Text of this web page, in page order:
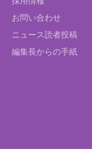
お問い合わせ
ニュース読者投稿
編集長からの手紙